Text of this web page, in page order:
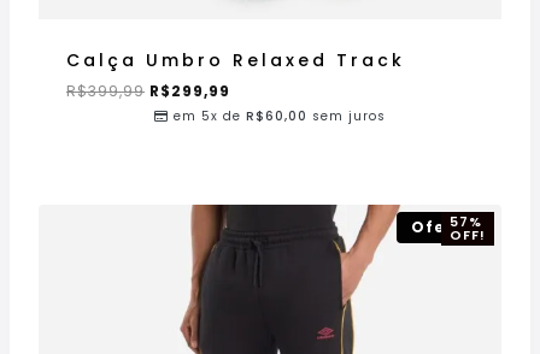
Calça Umbro Relaxed Track
R$399,99 R$299,99
em 5x de R$60,00 sem juros
Oferta!
57%
OFF!